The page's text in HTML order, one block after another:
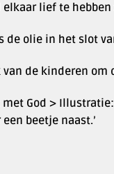
elkaar lief te hebben
de olie in het slot
van de kinderen om
met God >
beetje naast.’